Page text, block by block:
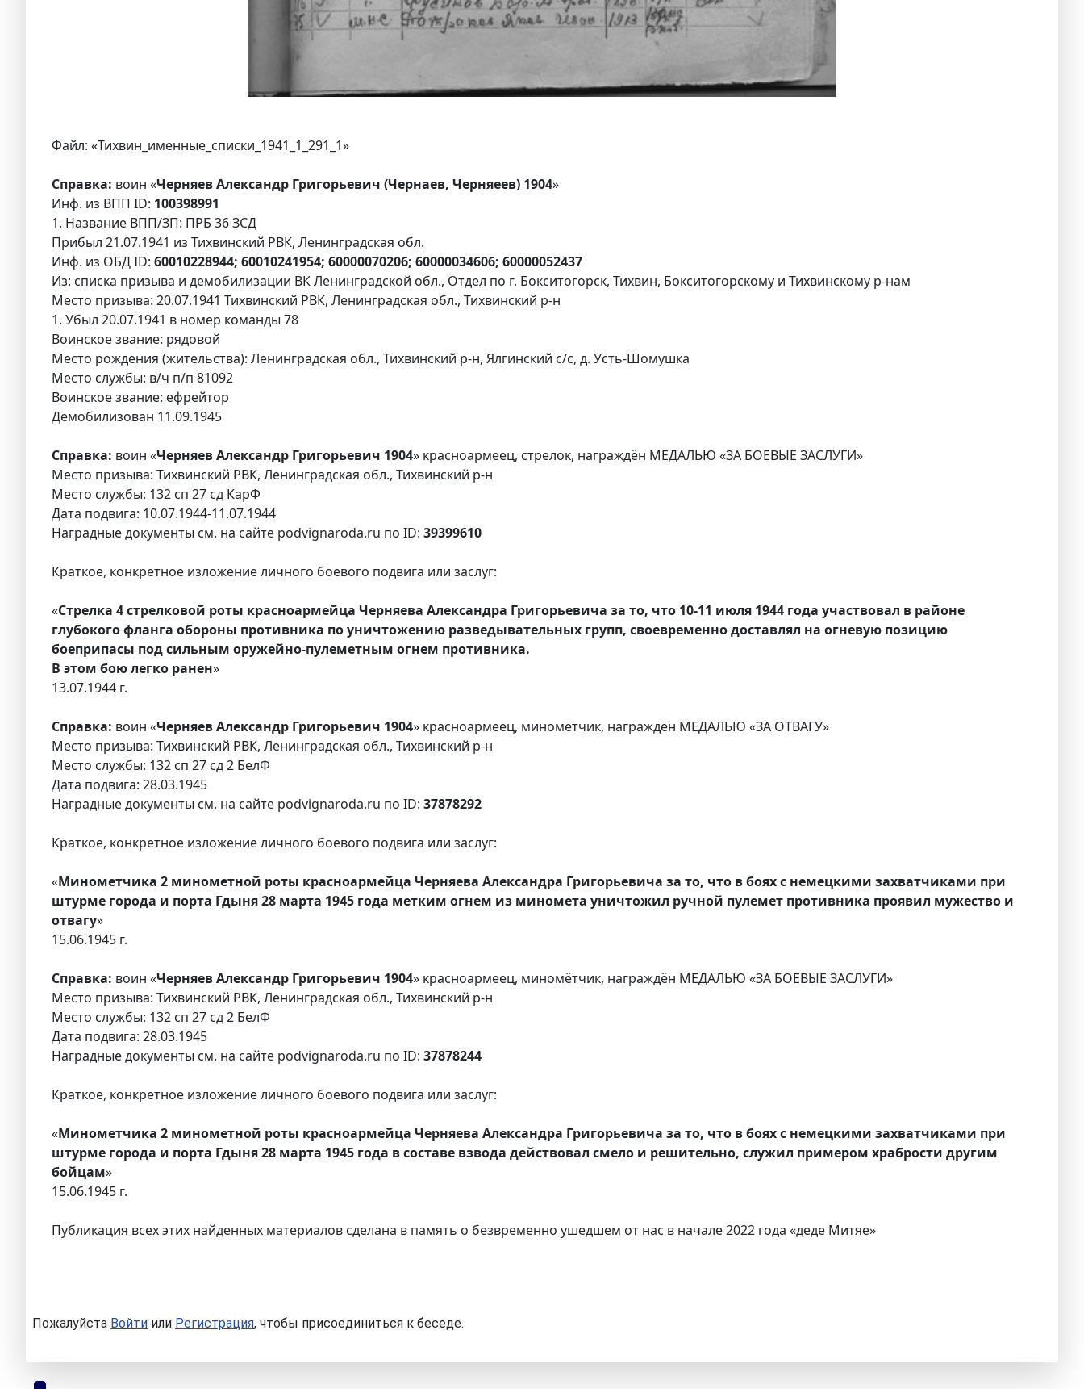
Файл: «Тихвин_именные_списки_1941_1_291_1»
Справка: воин «Черняев Александр Григорьевич (Чернаев, Черняеев) 1904»
Инф. из ВПП ID: 100398991
1. Название ВПП/ЗП: ПРБ 36 ЗСД
Прибыл 21.07.1941 из Тихвинский РВК, Ленинградская обл.
Инф. из ОБД ID: 60010228944; 60010241954; 60000070206; 60000034606; 60000052437
Из: списка призыва и демобилизации ВК Ленинградской обл., Отдел по г. Бокситогорск, Тихвин, Бокситогорскому и Тихвинскому р-нам
Место призыва: 20.07.1941 Тихвинский РВК, Ленинградская обл., Тихвинский р-н
1. Убыл 20.07.1941 в номер команды 78
Воинское звание: рядовой
Место рождения (жительства): Ленинградская обл., Тихвинский р-н, Ялгинский с/с, д. Усть-Шомушка
Место службы: в/ч п/п 81092
Воинское звание: ефрейтор
Демобилизован 11.09.1945
Справка: воин «Черняев Александр Григорьевич 1904» красноармеец, стрелок, награждён МЕДАЛЬЮ «ЗА БОЕВЫЕ ЗАСЛУГИ»
Место призыва: Тихвинский РВК, Ленинградская обл., Тихвинский р-н
Место службы: 132 сп 27 сд КарФ
Дата подвига: 10.07.1944-11.07.1944
Наградные документы см. на сайте podvignaroda.ru по ID: 39399610
Краткое, конкретное изложение личного боевого подвига или заслуг:
«Стрелка 4 стрелковой роты красноармейца Черняева Александра Григорьевича за то, что 10-11 июля 1944 года участвовал в районе
глубокого фланга обороны противника по уничтожению разведывательных групп, своевременно доставлял на огневую позицию
боеприпасы под сильным оружейно-пулеметным огнем противника.
В этом бою легко ранен»
13.07.1944 г.
Справка: воин «Черняев Александр Григорьевич 1904» красноармеец, миномётчик, награждён МЕДАЛЬЮ «ЗА ОТВАГУ»
Место призыва: Тихвинский РВК, Ленинградская обл., Тихвинский р-н
Место службы: 132 сп 27 сд 2 БелФ
Дата подвига: 28.03.1945
Наградные документы см. на сайте podvignaroda.ru по ID: 37878292
Краткое, конкретное изложение личного боевого подвига или заслуг:
«Минометчика 2 минометной роты красноармейца Черняева Александра Григорьевича за то, что в боях с немецкими захватчиками при
штурме города и порта Гдыня 28 марта 1945 года метким огнем из миномета уничтожил ручной пулемет противника проявил мужество и
отвагу»
15.06.1945 г.
Справка: воин «Черняев Александр Григорьевич 1904» красноармеец, миномётчик, награждён МЕДАЛЬЮ «ЗА БОЕВЫЕ ЗАСЛУГИ»
Место призыва: Тихвинский РВК, Ленинградская обл., Тихвинский р-н
Место службы: 132 сп 27 сд 2 БелФ
Дата подвига: 28.03.1945
Наградные документы см. на сайте podvignaroda.ru по ID: 37878244
Краткое, конкретное изложение личного боевого подвига или заслуг:
«Минометчика 2 минометной роты красноармейца Черняева Александра Григорьевича за то, что в боях с немецкими захватчиками при
штурме города и порта Гдыня 28 марта 1945 года в составе взвода действовал смело и решительно, служил примером храбрости другим
бойцам»
15.06.1945 г.
Публикация всех этих найденных материалов сделана в память о безвременно ушедшем от нас в начале 2022 года «деде Митяе»
Пожалуйста Войти или Регистрация, чтобы присоединиться к беседе.